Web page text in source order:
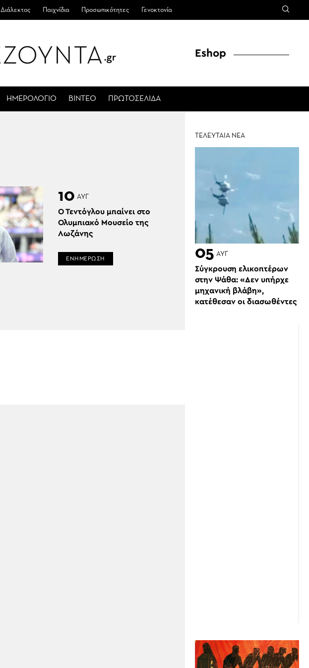
Διάλεκτος Παιχνίδια Προσωπικότητες Γενοκτονία
ΗΜΕΡΟΛΟΓΙΟ ΒΙΝΤΕΟ ΠΡΩΤΟΣΕΛΙΔΑ
Eshop
10 ΑΥΓ
Ο Τεντόγλου μπαίνει στο
Ολυμπιακό Μουσείο της
Λωζάνης
ΕΝΗΜΕΡΩΣΗ
ΤΕΛΕΥΤΑΙΑ ΝΕΑ
05 ΑΥΓ
Σύγκρουση ελικοπτέρων
στην Ψάθα: «Δεν υπήρχε
μηχανική βλάβη»,
κατέθεσαν οι διασωθέντες